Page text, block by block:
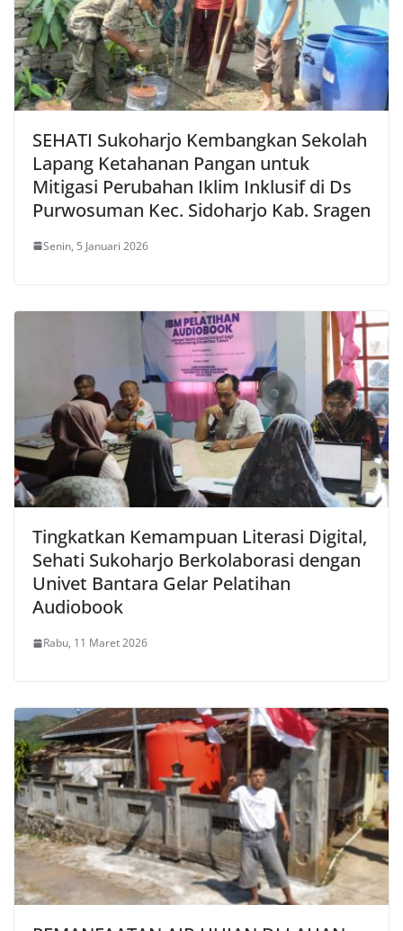
SEHATI Sukoharjo Kembangkan Sekolah
Lapang Ketahanan Pangan untuk
Mitigasi Perubahan Iklim Inklusif di Ds
Purwosuman Kec. Sidoharjo Kab. Sragen
Senin, 5 Januari 2026
Tingkatkan Kemampuan Literasi Digital,
Sehati Sukoharjo Berkolaborasi dengan
Univet Bantara Gelar Pelatihan
Audiobook
Rabu, 11 Maret 2026